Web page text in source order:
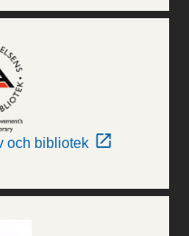
och bibliotek